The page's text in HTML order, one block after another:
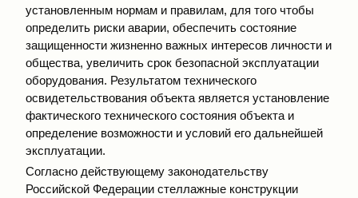
установленным нормам и правилам, для того чтобы
определить риски аварии, обеспечить состояние
защищенности жизненно важных интересов личности и
общества, увеличить срок безопасной эксплуатации
оборудования. Результатом технического
освидетельствования объекта является установление
фактического технического состояния объекта и
определение возможности и условий его дальнейшей
эксплуатации.
Согласно действующему законодательству
Российской Федерации стеллажные конструкции